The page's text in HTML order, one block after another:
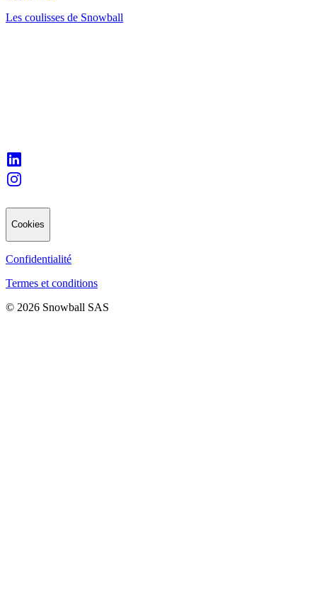
Les coulisses de Snowball
Cookies
Confidentialité
Termes et conditions
© 2026 Snowball SAS